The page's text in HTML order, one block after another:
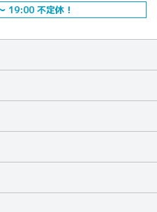
19:00 不定休！